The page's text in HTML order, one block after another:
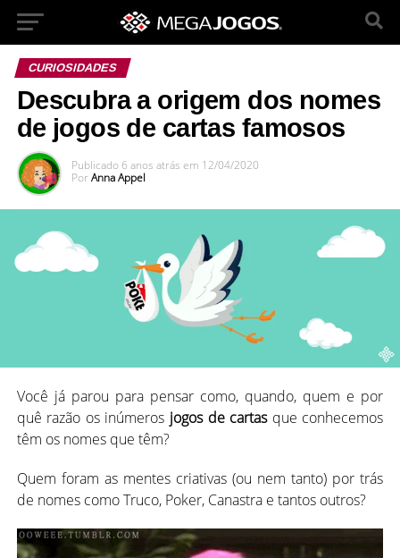
CURIOSIDADES
Descubra a origem dos nomes
de jogos de cartas famosos
Publicado 6 anos atrás em 12/04/2020
Por Anna Appel
Você já parou para pensar como, quando, quem e por
quê razão os inúmeros jogos de cartasque conhecemos
têm os nomes que têm?
Quem foram as mentes criativas (ou nem tanto) por trás
de nomes como Truco, Poker, Canastra e tantos outros?